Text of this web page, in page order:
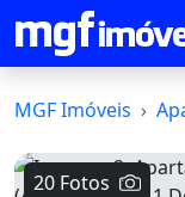
MGF Imóveis
20 Fotos